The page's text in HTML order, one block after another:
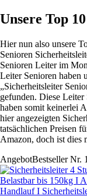
Unsere Top
Hier nun also unsere
Senioren
Senioren Leiter im
Leiter Senioren haben
„Sicherheitsleiter
gefunden. Diese
haben somit keinerlei
hier angezeigten
tatsächlichen Preisen
Amazon, doch ist dies
AngebotBestseller Nr. 1